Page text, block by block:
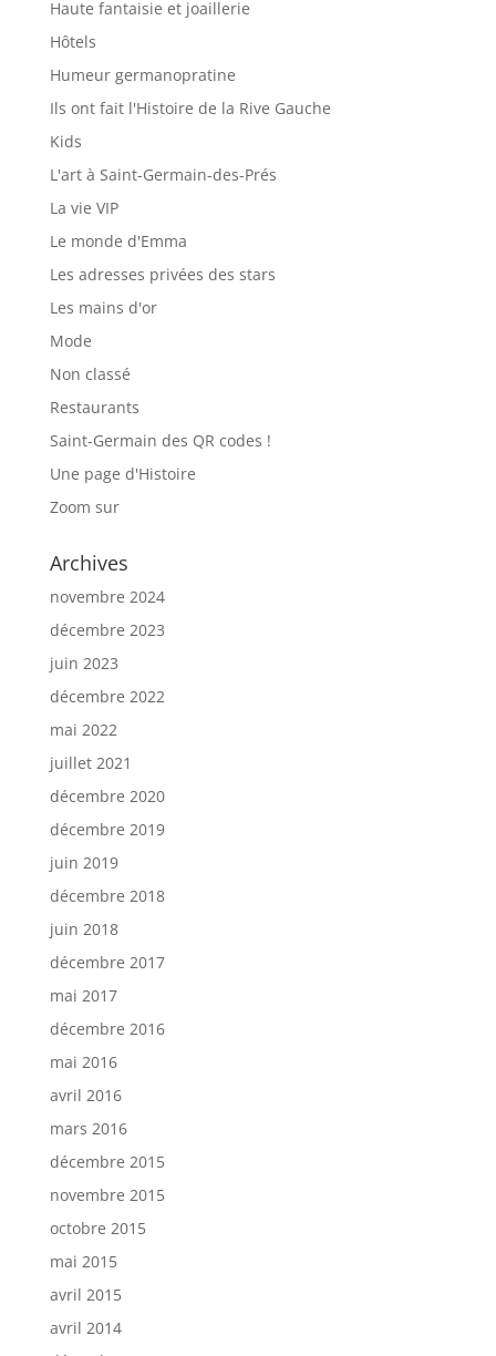
Haute fantaisie et joaillerie
Hôtels
Humeur germanopratine
Ils ont fait l'Histoire de la Rive Gauche
Kids
L'art à Saint-Germain-des-Prés
La vie VIP
Le monde d'Emma
Les adresses privées des stars
Les mains d'or
Mode
Non classé
Restaurants
Saint-Germain des QR codes !
Une page d'Histoire
Zoom sur
Archives
novembre 2024
décembre 2023
juin 2023
décembre 2022
mai 2022
juillet 2021
décembre 2020
décembre 2019
juin 2019
décembre 2018
juin 2018
décembre 2017
mai 2017
décembre 2016
mai 2016
avril 2016
mars 2016
décembre 2015
novembre 2015
octobre 2015
mai 2015
avril 2015
avril 2014